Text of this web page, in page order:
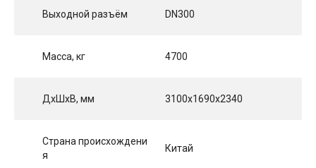
Выходной разъём DN300
Масса, кг 4700
ДхШхВ, мм 3100x1690x2340
Страна происхождени
я
Китай